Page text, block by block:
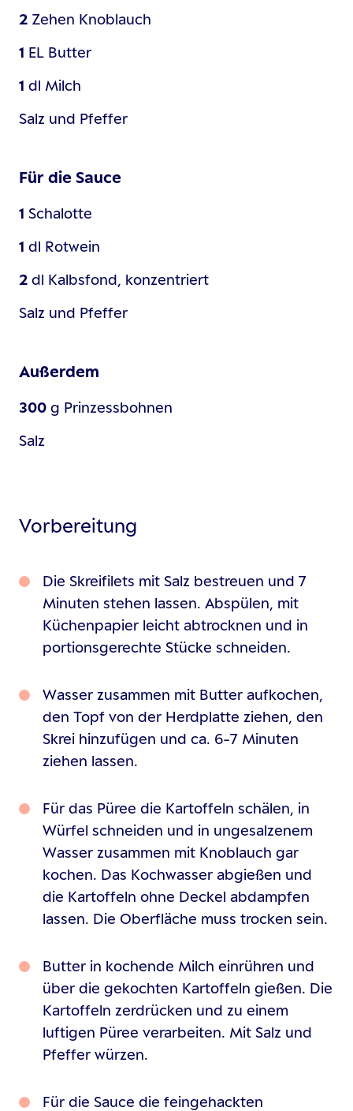
2 Zehen Knoblauch
1 EL Butter
1 dl Milch
Salz und Pfeffer
Für die Sauce
1 Schalotte
1 dl Rotwein
2 dl Kalbsfond, konzentriert
Salz und Pfeffer
Außerdem
300 g Prinzessbohnen
Salz
Vorbereitung
Die Skreifilets mit Salz bestreuen und 7
Minuten stehen lassen. Abspülen, mit
Küchenpapier leicht abtrocknen und in
portionsgerechte Stücke schneiden.
Wasser zusammen mit Butter aufkochen,
den Topf von der Herdplatte ziehen, den
Skrei hinzufügen und ca. 6-7 Minuten
ziehen lassen.
Für das Püree die Kartoffeln schälen, in
Würfel schneiden und in ungesalzenem
Wasser zusammen mit Knoblauch gar
kochen. Das Kochwasser abgießen und
die Kartoffeln ohne Deckel abdampfen
lassen. Die Oberfläche muss trocken sein.
Butter in kochende Milch einrühren und
über die gekochten Kartoffeln gießen. Die
Kartoffeln zerdrücken und zu einem
luftigen Püree verarbeiten. Mit Salz und
Pfeffer würzen.
Für die Sauce die feingehackten